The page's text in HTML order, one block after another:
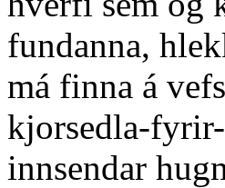
fundanna,
má finna á
kjorsedla-
innsendar